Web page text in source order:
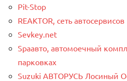
Pit-Stop
REAKTOR, сеть автосервисов
Sevkey.net
Spaавто, автомоечный
парковках
Suzuki АВТОРУСЬ Лосиный